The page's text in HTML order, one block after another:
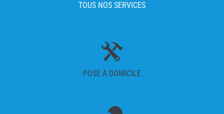
TOUS NOS SERVICES
POSE À DOMICILE